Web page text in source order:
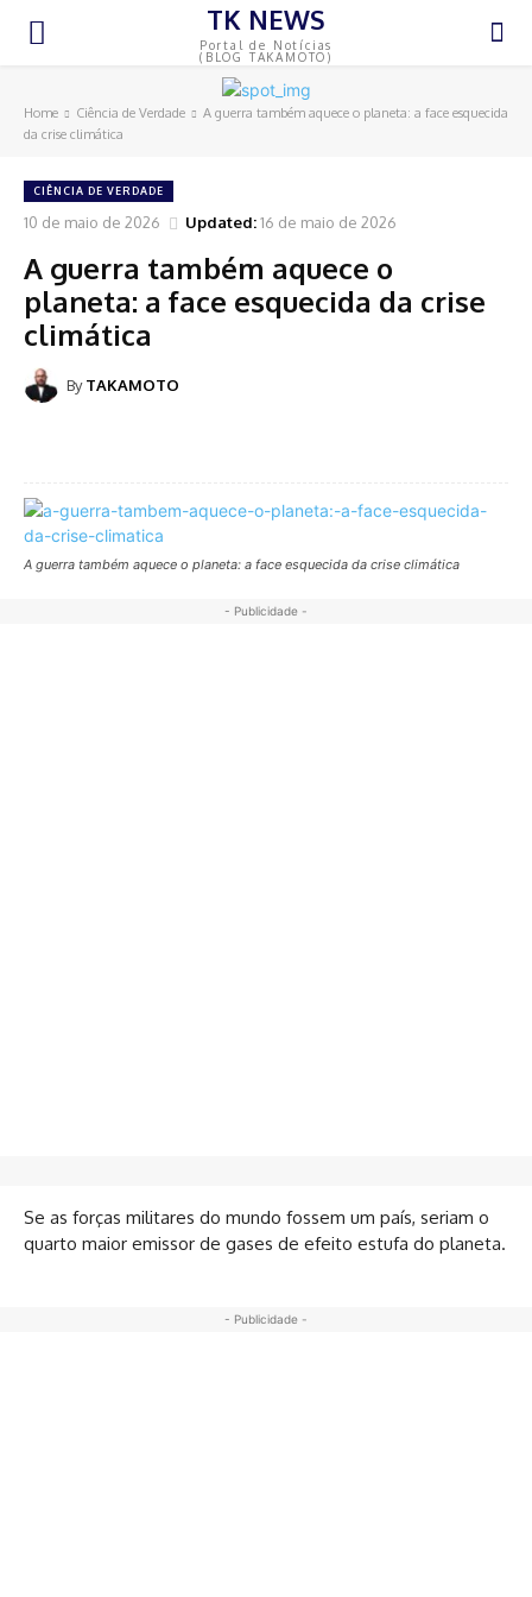
TK NEWS
Portal de Notícias
(BLOG TAKAMOTO)
Home Ciência de Verdade
A guerra também aquece o planeta: a face esquecida
da crise climática
CIÊNCIA DE VERDADE
10 de maio de 2026 Updated:16 de maio de 2026
A guerra também aquece o
planeta: a face esquecida da crise
climática
By TAKAMOTO
A guerra também aquece o planeta: a face esquecida da crise climática
- Publicidade -
Se as forças militares do mundo fossem um país, seriam o
quarto maior emissor de gases de efeito estufa do planeta.
- Publicidade -